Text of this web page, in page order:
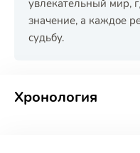
увлекательный мир,
значение, а каждое
судьбу.
Хронология